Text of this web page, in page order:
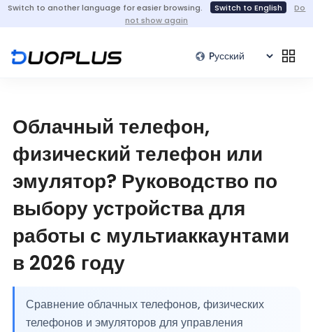
Switch to another language for easier browsing. Switch to English
Do
not show again
Облачный телефон,
физический телефон или
эмулятор? Руководство по
выбору устройства для
работы с мультиаккаунтами
в 2026 году
Сравнение облачных телефонов, физических
телефонов и эмуляторов для управления